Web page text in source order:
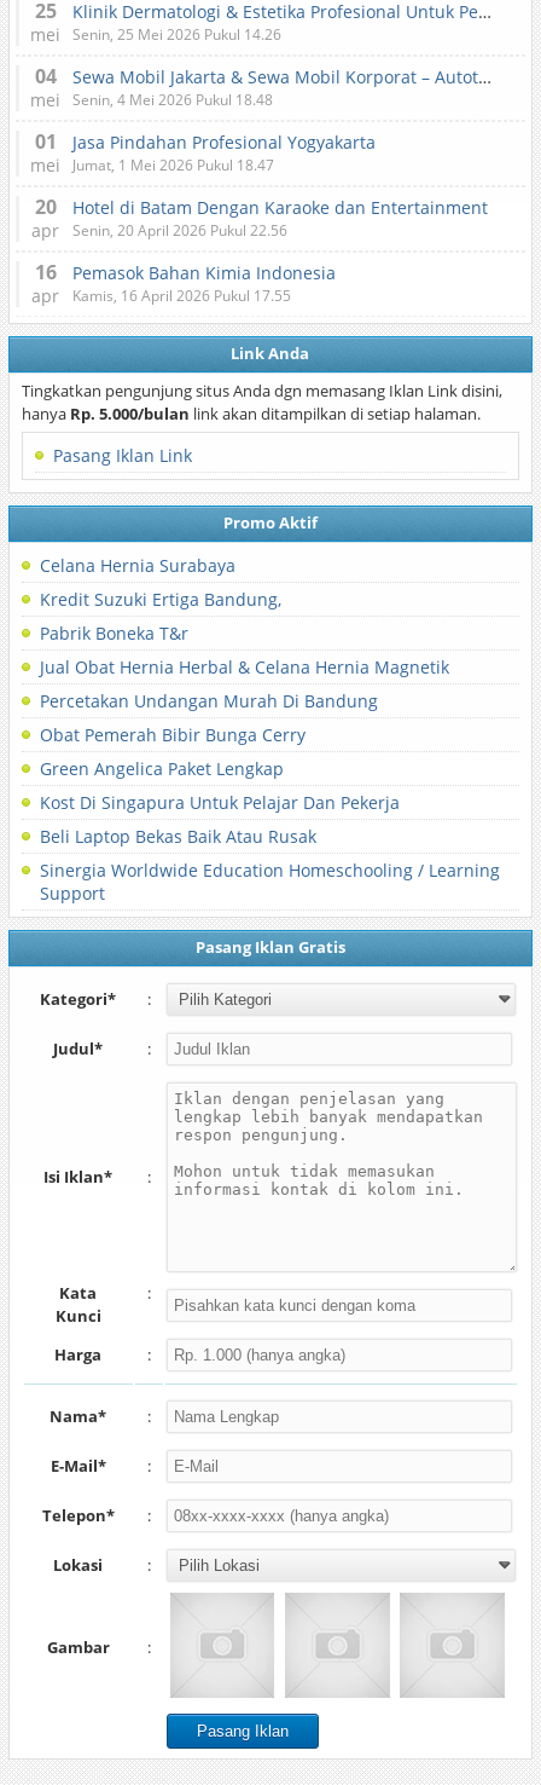
25
mei
Klinik Dermatologi & Estetika Profesional Untuk Perawatan Kulit dan Kecantikan
Senin, 25 Mei 2026 Pukul 14.26
04
mei
Sewa Mobil Jakarta & Sewa Mobil Korporat – Autotranz Indonesia
Senin, 4 Mei 2026 Pukul 18.48
01
mei
Jasa Pindahan Profesional Yogyakarta
Jumat, 1 Mei 2026 Pukul 18.47
20
apr
Hotel di Batam Dengan Karaoke dan Entertainment
Senin, 20 April 2026 Pukul 22.56
16
apr
Pemasok Bahan Kimia Indonesia
Kamis, 16 April 2026 Pukul 17.55
Link Anda
Tingkatkan pengunjung situs Anda dgn memasang Iklan Link disini,
hanya Rp. 5.000/bulan link akan ditampilkan di setiap halaman.
Pasang Iklan Link
Promo Aktif
Celana Hernia Surabaya
Kredit Suzuki Ertiga Bandung,
Pabrik Boneka T&r
Jual Obat Hernia Herbal & Celana Hernia Magnetik
Percetakan Undangan Murah Di Bandung
Obat Pemerah Bibir Bunga Cerry
Green Angelica Paket Lengkap
Kost Di Singapura Untuk Pelajar Dan Pekerja
Beli Laptop Bekas Baik Atau Rusak
Sinergia Worldwide Education Homeschooling / Learning
Support
Pasang Iklan Gratis
Kategori* :
Judul* :
Isi Iklan* :
Kata
Kunci
:
Harga :
Nama* :
E-Mail* :
Telepon* :
Lokasi :
Gambar :